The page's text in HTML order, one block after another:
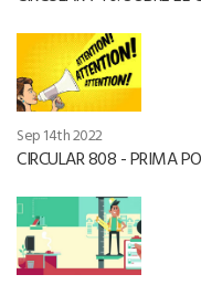
Sep 14th 2022
CIRCULAR 808 - PRIMA